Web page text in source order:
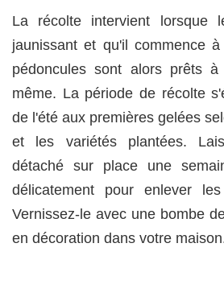
La récolte intervient lorsque
jaunissant et qu'il commence
pédoncules sont alors prêts
même. La période de récolte
de l'été aux premières gelées
et les variétés plantées.
détaché sur place une
délicatement pour enlever
Vernissez-le avec une bombe
en décoration dans votre